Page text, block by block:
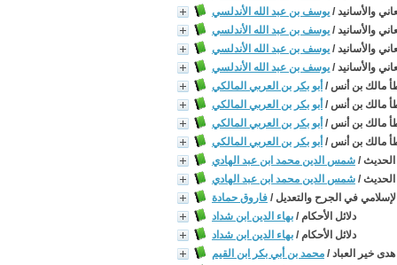
والأسانيد / يوسف بن عبد الله الأندلسي
والأسانيد / يوسف بن عبد الله الأندلسي
والأسانيد / يوسف بن عبد الله الأندلسي
والأسانيد / يوسف بن عبد الله الأندلسي
مالك بن أنس / أبو بكر بن العربي المالكي
مالك بن أنس / أبو بكر بن العربي المالكي
مالك بن أنس / أبو بكر بن العربي المالكي
مالك بن أنس / أبو بكر بن العربي المالكي
/ شمس الدين محمد ابن عبد الهادي
/ شمس الدين محمد ابن عبد الهادي
في الجرح والتعديل / فاروق حمادة
دلائل الأحكام / بهاء الدين ابن شداد
دلائل الأحكام / بهاء الدين ابن شداد
خير العباد / محمد بن أبي بكر ابن القيم